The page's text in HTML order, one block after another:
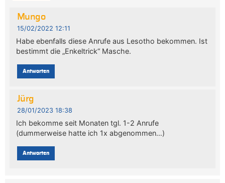
Mungo
15/02/2022 12:11
Habe ebenfalls diese Anrufe aus Lesotho bekommen. Ist
bestimmt die „Enkeltrick“ Masche.
Antworten
Jürg
28/01/2023 18:38
Ich bekomme seit Monaten tgl. 1-2 Anrufe
(dummerweise hatte ich 1x abgenommen…)
Antworten